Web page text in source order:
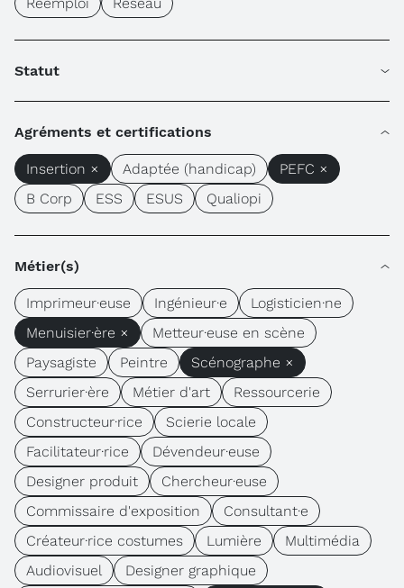
Statut
Agréments et certifications
Insertion × Adaptée (handicap)
PEFC ×
B Corp
ESS ESUS Qualiopi
Métier(s)
Imprimeur·euse Ingénieur·e
Logisticien·ne
Menuisier·ère ×
Metteur·euse en scène
Paysagiste
Peintre
Scénographe ×
Serrurier·ère
Métier d'art
Ressourcerie
Constructeur·rice
Scierie locale
Facilitateur·rice
Dévendeur·euse
Designer produit
Chercheur·euse
Commissaire d'exposition
Consultant·e
Créateur·rice costumes
Lumière
Multimédia
Audiovisuel
Designer graphique